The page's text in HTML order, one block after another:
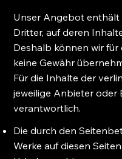
Unser Angebot enthält
Dritter, auf deren
Deshalb können wir
keine Gewähr
Für die Inhalte der
jeweilige Anbieter oder
verantwortlich.
Die durch den
Werke auf diesen